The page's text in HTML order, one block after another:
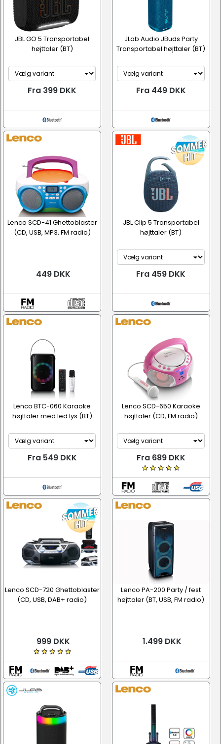
JBL GO 5 Transportabel
højttaler (BT)
Fra 399 DKK
JLab Audio JBuds Party
Transportabel højttaler (BT)
Fra 449 DKK
Lenco SCD-41 Ghettoblaster
(CD, USB, MP3, FM radio)
449 DKK
JBL Clip 5 Transportabel
højttaler (BT)
Fra 459 DKK
Lenco BTC-060 Karaoke
højttaler med led lys (BT)
Fra 549 DKK
Lenco SCD-650 Karaoke
højttaler (CD, FM radio)
Fra 689 DKK
Lenco SCD-720 Ghettoblaster
(CD, USB, DAB+ radio)
999 DKK
Lenco PA-200 Party / fest
højttaler (BT, USB, FM radio)
1.499 DKK